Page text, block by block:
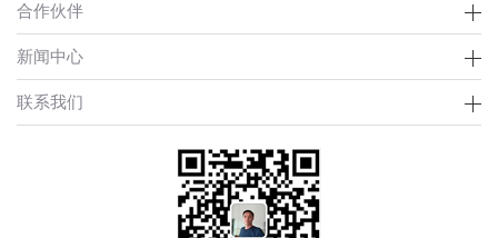
合作伙伴
新闻中心
联系我们